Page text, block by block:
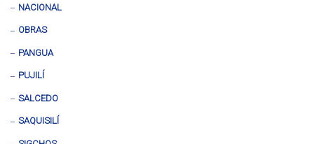
NACIONAL
OBRAS
PANGUA
PUJILÍ
SALCEDO
SAQUISILÍ